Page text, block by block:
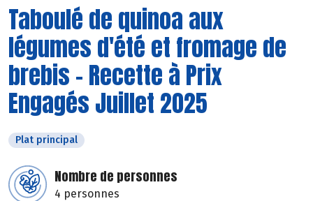
Taboulé de quinoa aux
légumes d'été et fromage de
brebis - Recette à Prix
Engagés Juillet 2025
Plat principal
Nombre de personnes
4 personnes